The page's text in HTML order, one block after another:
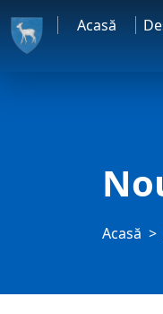
Acasă
Acasă